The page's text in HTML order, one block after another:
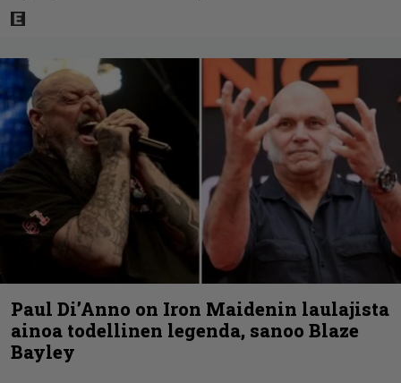
Paul Di’Anno on Iron Maidenin laulajista
ainoa todellinen legenda, sanoo Blaze
Bayley